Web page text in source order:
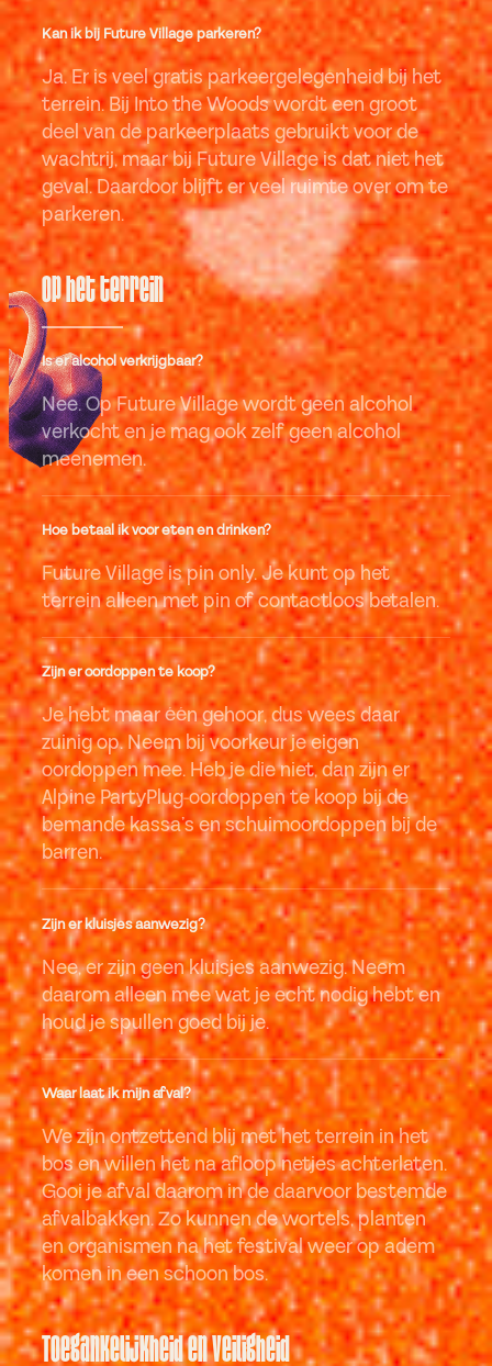
Kan ik bij Future Village parkeren?
Ja. Er is veel gratis parkeergelegenheid bij het
terrein. Bij Into the Woods wordt een groot
deel van de parkeerplaats gebruikt voor de
wachtrij, maar bij Future Village is dat niet het
geval. Daardoor blijft er veel ruimte over om te
parkeren.
Op het terrein
Is er alcohol verkrijgbaar?
Nee. Op Future Village wordt geen alcohol
verkocht en je mag ook zelf geen alcohol
meenemen.
Hoe betaal ik voor eten en drinken?
Future Village is pin only. Je kunt op het
terrein alleen met pin of contactloos betalen.
Zijn er oordoppen te koop?
Je hebt maar één gehoor, dus wees daar
zuinig op. Neem bij voorkeur je eigen
oordoppen mee. Heb je die niet, dan zijn er
Alpine PartyPlug-oordoppen te koop bij de
bemande kassa’s en schuimoordoppen bij de
barren.
Zijn er kluisjes aanwezig?
Nee, er zijn geen kluisjes aanwezig. Neem
daarom alleen mee wat je echt nodig hebt en
houd je spullen goed bij je.
Waar laat ik mijn afval?
We zijn ontzettend blij met het terrein in het
bos en willen het na afloop netjes achterlaten.
Gooi je afval daarom in de daarvoor bestemde
afvalbakken. Zo kunnen de wortels, planten
en organismen na het festival weer op adem
komen in een schoon bos.
Toegankelijkheid en veiligheid